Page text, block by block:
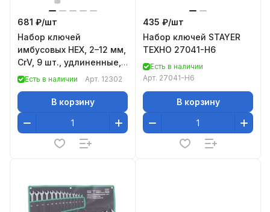
681 ₽/шт
Набор ключей
имбусовых HEX, 2–12 мм,
CrV, 9 шт., удлиненные,
сатин.// Matrix
Есть в наличии Арт. 12302
В корзину
435 ₽/шт
Набор ключей STAYER
ТЕХНО 27041-H6
Есть в наличии
Арт. 27041-H6
В корзину